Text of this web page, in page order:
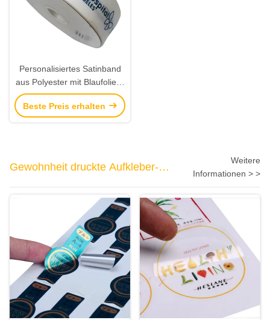
Personalisiertes Satinband
aus Polyester mit Blaufolien-
Logo
Beste Preis erhalten
Gewohnheit druckte Aufkleber-
Aufkleber
Weitere
Informationen > >